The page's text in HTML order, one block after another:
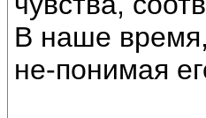
В наше
не-понимая